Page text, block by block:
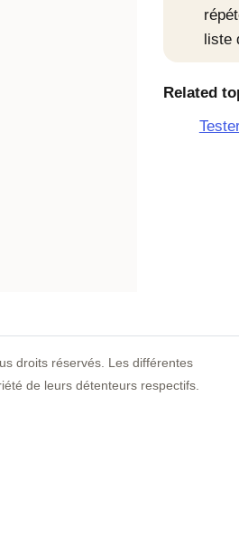
liste
Related
droits réservés. Les différentes
de leurs détenteurs respectifs.